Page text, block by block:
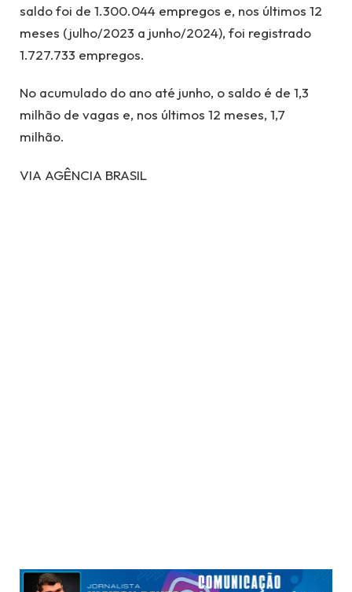
saldo foi de 1.300.044 empregos e, nos últimos 12
meses (julho/2023 a junho/2024), foi registrado
1.727.733 empregos.
No acumulado do ano até junho, o saldo é de 1,3
milhão de vagas e, nos últimos 12 meses, 1,7
milhão.
VIA AGÊNCIA BRASIL